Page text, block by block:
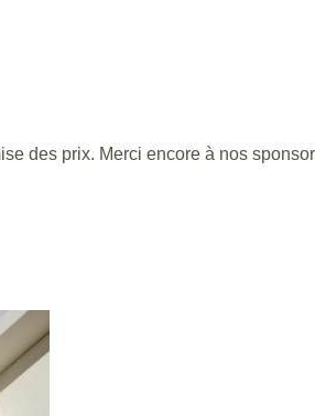
des prix. Merci encore à nos